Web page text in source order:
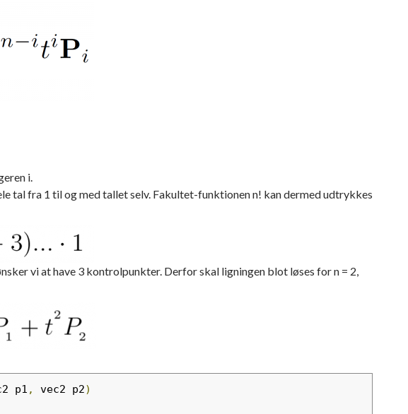
i.
tal fra 1 til og med tallet selv. Fakultet-funktionen n! kan dermed udtrykkes
vi at have 3 kontrolpunkter. Derfor skal ligningen blot løses for n = 2,
p1 , vec2 p2)